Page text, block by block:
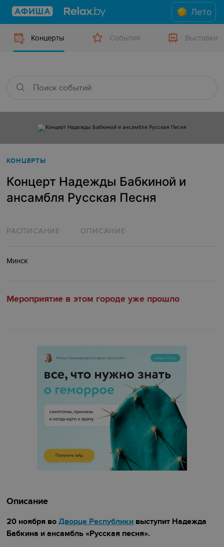
Лето
Концерты События Выставки
КОНЦЕРТЫ
Концерт Надежды Бабкиной и
ансамбля Русская Песня
РАСПИСАНИЕ ОПИСАНИЕ
Минск
Мероприятие в этом городе уже прошло
Описание
20 ноября воДворце Республики выступит Надежда
Бабкина и ансамбль «Русская песня».